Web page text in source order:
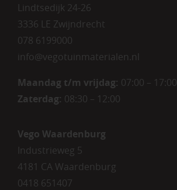
Lindtsedijk 24-26
3336 LE Zwijndrecht
078 6199000
info@vegotuinmaterialen.nl
Maandag t/m vrijdag: 07:00 – 17:00
Zaterdag: 08:30 – 12:00
Vego Waardenburg
Industrieweg 5
4181 CA Waardenburg
0418 651407